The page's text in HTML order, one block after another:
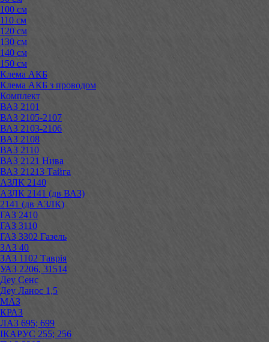
100 см
110 см
120 см
130 см
140 см
150 см
Клема АКБ
Клема АКБ з проводом
Комплект
ВАЗ 2101
ВАЗ 2105-2107
ВАЗ 2103-2106
ВАЗ 2108
ВАЗ 2110
ВАЗ 2121 Нива
ВАЗ 21213 Тайга
АЗЛК 2140
АЗЛК 2141 (дв ВАЗ)
2141 (дв АЗЛК)
ГАЗ 2410
ГАЗ 3110
ГАЗ 3302 Газель
ЗАЗ 40
ЗАЗ 1102 Таврія
УАЗ 2206, 31514
Деу Сенс
Деу Ланос 1,5
МАЗ
КРАЗ
ЛАЗ 695; 699
ІКАРУС 255; 256